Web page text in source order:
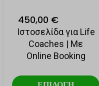
450,00 €
Ιστοσελίδα για Life
Coaches | Με
Online Booking